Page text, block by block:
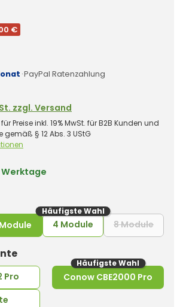
€
·PayPal Ratenzahlung
zzgl. Versand
Preise inkl. 19% MwSt. für B2B Kunden und
§ 12 Abs. 3 UStG
Werktage
Häufigste Wahl
4 Module 8 Module
auswählen
Pro
Häufigste Wahl
Conow CBE2000 Pro